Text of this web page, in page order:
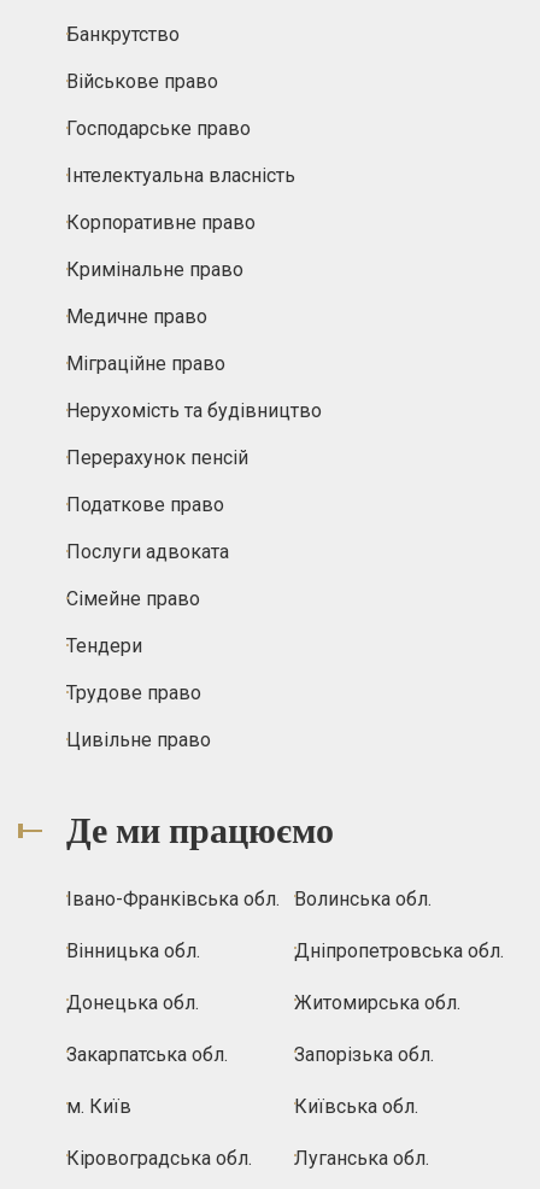
Банкрутство
Військове право
Господарське право
Інтелектуальна власність
Корпоративне право
Кримінальне право
Медичне право
Міграційне право
Нерухомість та будівництво
Перерахунок пенсій
Податкове право
Послуги адвоката
Сімейне право
Тендери
Трудове право
Цивільне право
Де ми працюємо
Івано-Франківська обл. Волинська обл.
Вінницька обл. Дніпропетровська обл.
Донецька обл. Житомирська обл.
Закарпатська обл. Запорізька обл.
м. Київ Київська обл.
Кіровоградська обл. Луганська обл.